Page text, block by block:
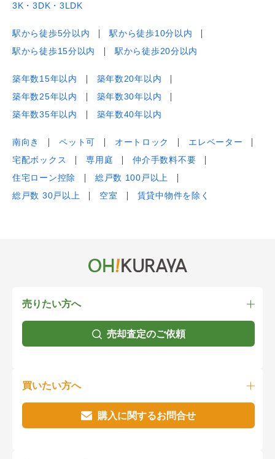
3K・3DK・3LDK
駅から徒歩5分以内
駅から徒歩10分以内
駅から徒歩15分以内
駅から徒歩20分以内
築年数15年以内
築年数20年以内
築年数25年以内
築年数30年以内
築年数35年以内
築年数40年以内
南向き ペット可 オートロック
エレベーター
宅配ボックス
専用庭
仲介手数料不要
住宅ローン控除
総戸数 100戸以上
総戸数 30戸以上
空室 賃貸中物件を除く
売りたい方へ
売却査定のご依頼
買いたい方へ
購入に関するお問合せ